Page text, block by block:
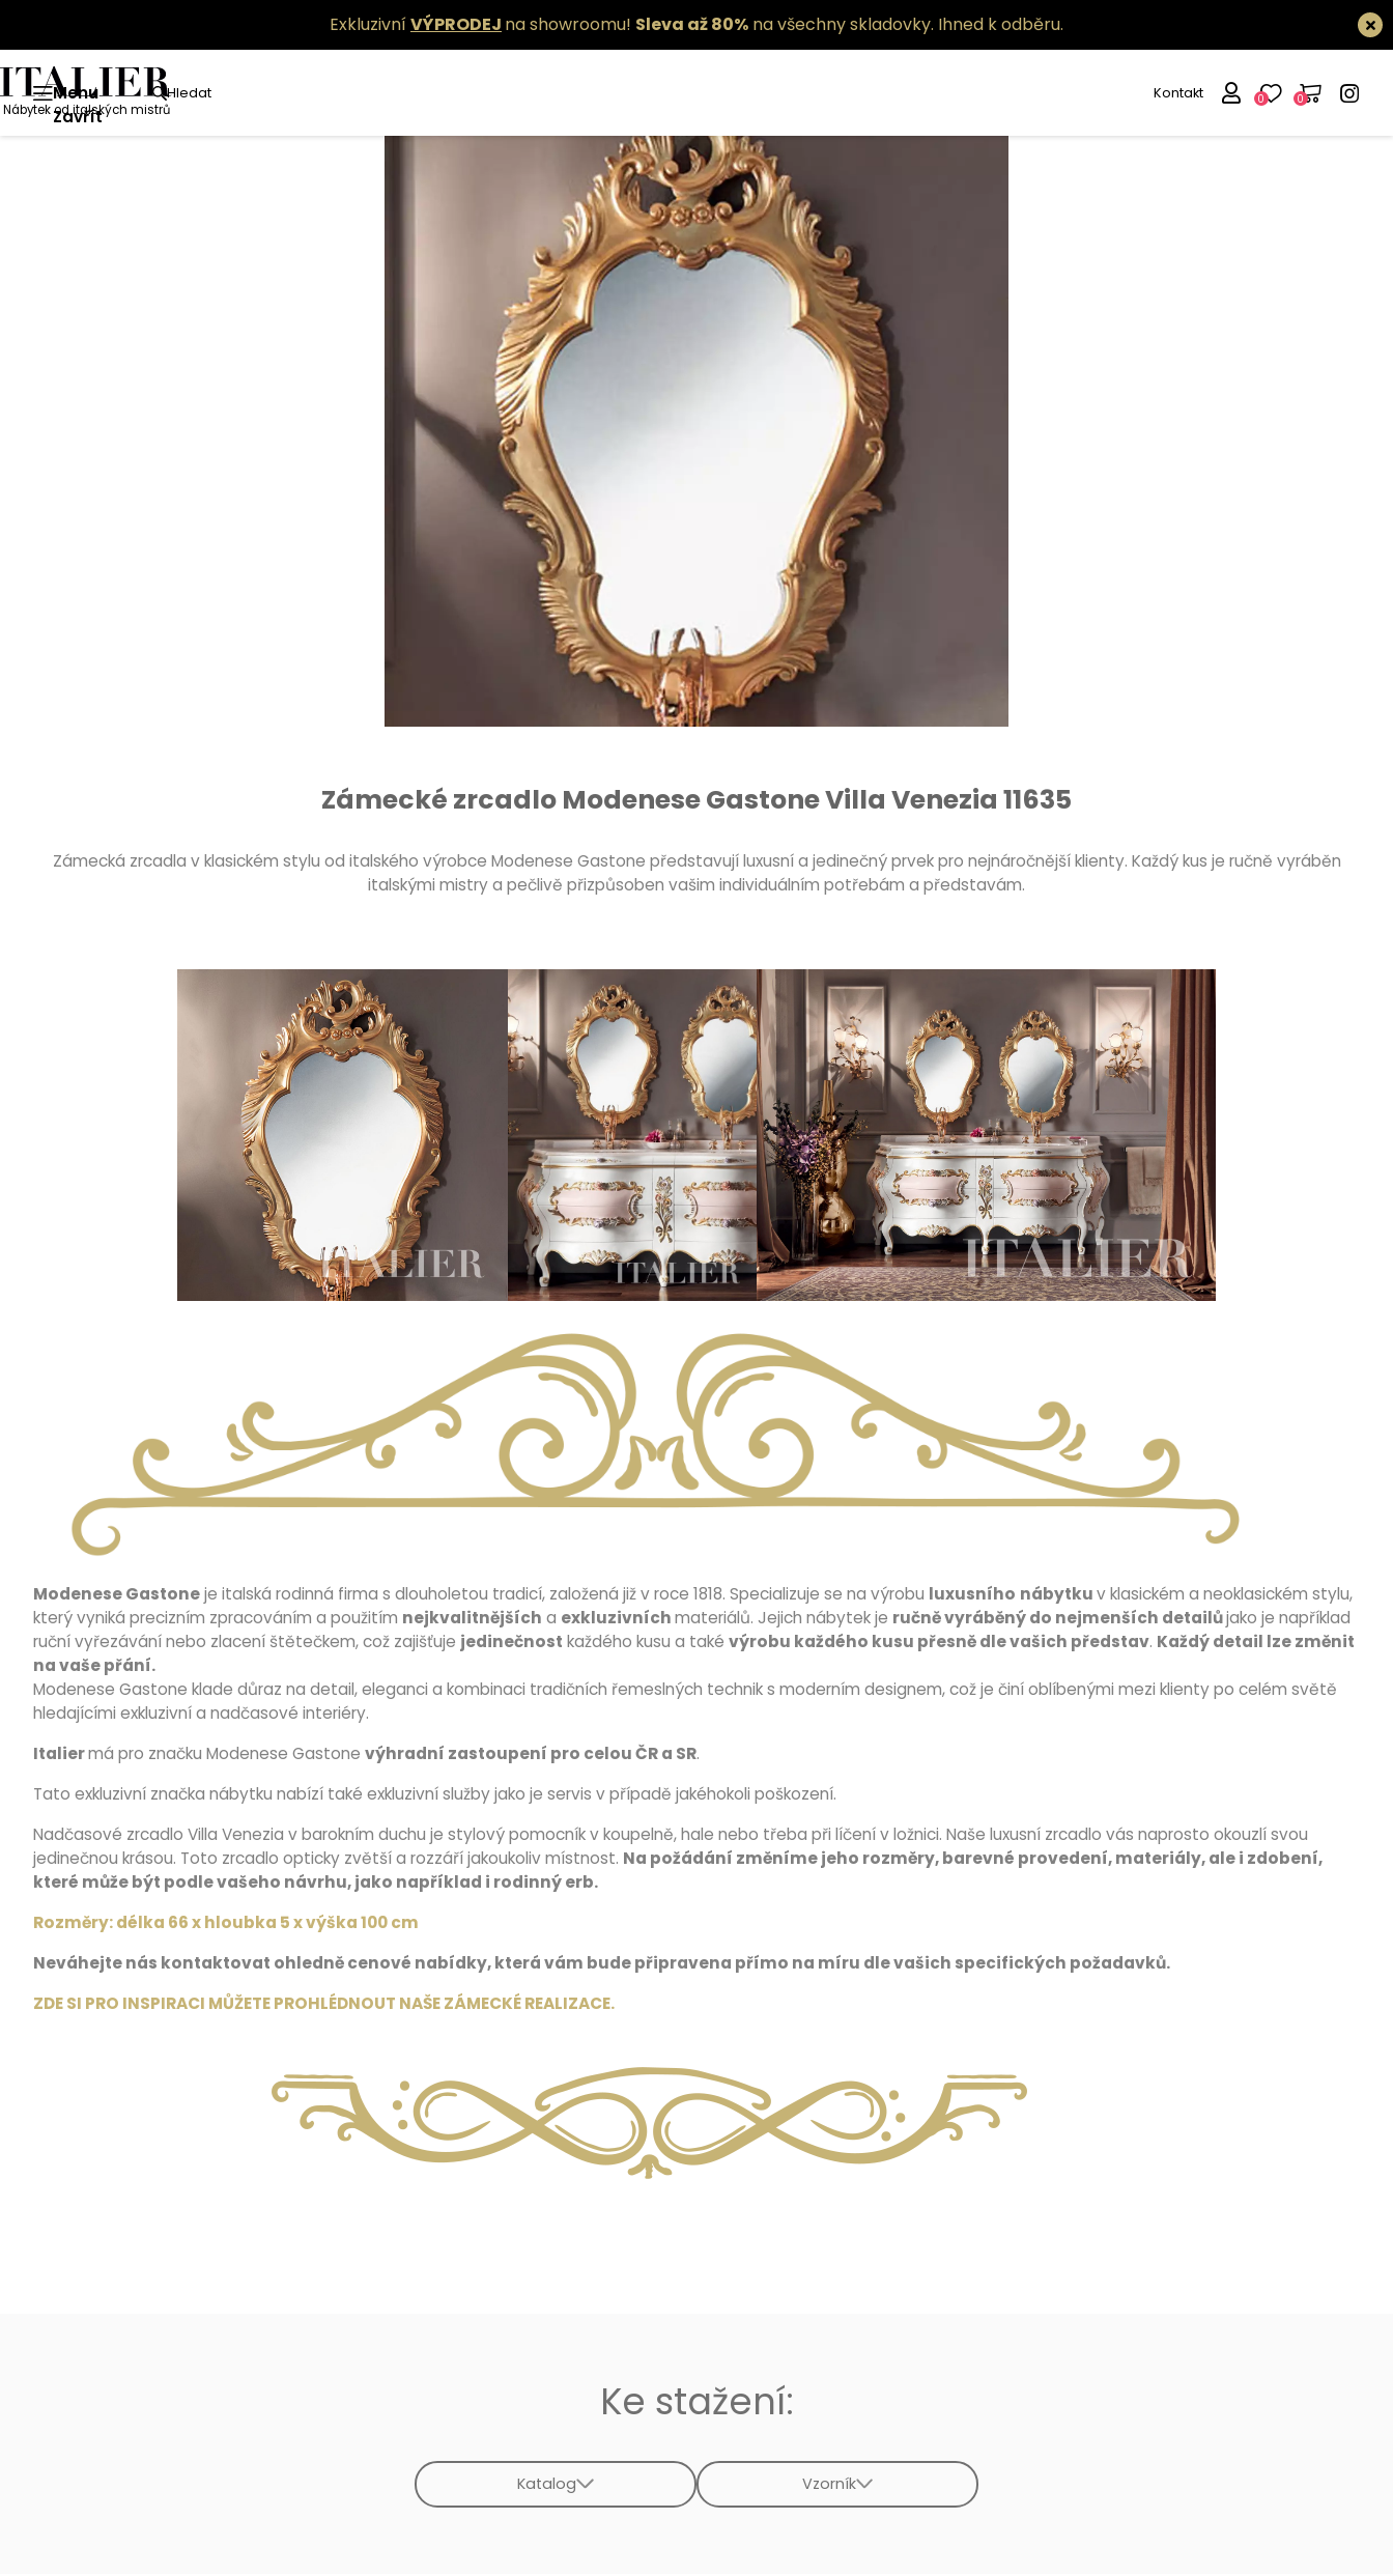
ExkluzivníVÝPRODEJ na showroomu! Sleva až 80% na všechny skladovky. Ihned k odběru.
Menu
Zavřít
Hledat
Nábytek od italských mistrů
Kontakt 0 0
Zámecké zrcadlo Modenese Gastone Villa Venezia 11635
Zámecká zrcadla v klasickém stylu od italského výrobce Modenese Gastone představují luxusní a jedinečný prvek pro nejnáročnější klienty. Každý kus je ručně vyráběn
italskými mistry a pečlivě přizpůsoben vašim individuálním potřebám a představám.
Modenese Gastoneje italská rodinná firma s dlouholetou tradicí, založená již v roce 1818. Specializuje se na výrobu luxusního nábytkuv klasickém a neoklasickém stylu,
který vyniká precizním zpracováním a použitím nejkvalitnějších a exkluzivníchmateriálů. Jejich nábytek je ručně vyráběný do nejmenších detailůjako je například
ruční vyřezávání nebo zlacení štětečkem, což zajišťuje jedinečnost každého kusu a také výrobu každého kusu přesně dle vašich představ. Každý detail lze změnit
na vaše přání.
Modenese Gastone klade důraz na detail, eleganci a kombinaci tradičních řemeslných technik s moderním designem, což je činí oblíbenými mezi klienty po celém světě
hledajícími exkluzivní a nadčasové interiéry.
Italiermá pro značku Modenese Gastone výhradní zastoupení pro celou ČR a SR.
Tato exkluzivní značka nábytku nabízí také exkluzivní služby jako je servis v případě jakéhokoli poškození.
Nadčasové zrcadlo Villa Venezia v barokním duchu je stylový pomocník v koupelně, hale nebo třeba při líčení v ložnici. Naše luxusní zrcadlo vás naprosto okouzlí svou
jedinečnou krásou. Toto zrcadlo opticky zvětší a rozzáří jakoukoliv místnost. Na požádání změníme jeho rozměry, barevné provedení, materiály, ale i zdobení,
které může být podle vašeho návrhu, jako například i rodinný erb.
Rozměry: délka 66 x hloubka 5 x výška 100 cm
Neváhejte nás kontaktovat ohledně cenové nabídky, která vám bude připravena přímo na míru dle vašich specifických požadavků.
ZDE SI PRO INSPIRACI MŮŽETE PROHLÉDNOUT NAŠE ZÁMECKÉ REALIZACE.
Ke stažení:
Katalog Vzorník